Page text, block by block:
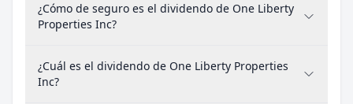
¿Cómo de seguro es el dividendo de One Liberty
Properties Inc?
¿Cuál es el dividendo de One Liberty Properties
Inc?